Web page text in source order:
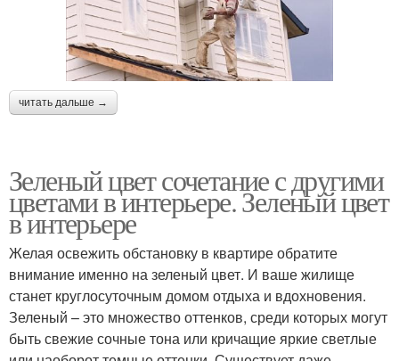
читать дальше →
Зеленый цвет сочетание с другими
цветами в интерьере. Зеленый цвет
в интерьере
Желая освежить обстановку в квартире обратите
внимание именно на зеленый цвет. И ваше жилище
станет круглосуточным домом отдыха и вдохновения.
Зеленый – это множество оттенков, среди которых могут
быть свежие сочные тона или кричащие яркие светлые